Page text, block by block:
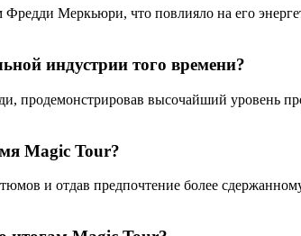
Меркьюри, что повлияло на его
индустрии того времени?
продемонстрировав высочайший уровень
Magic Tour?
и отдав предпочтение более